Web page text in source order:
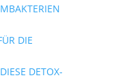
DIE
DETOX-